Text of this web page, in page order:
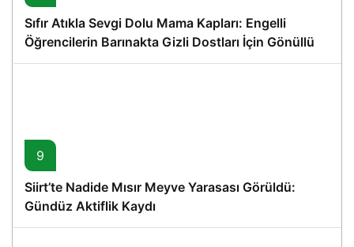
Sıfır Atıkla Sevgi Dolu Mama Kapları: Engelli
Öğrencilerin Barınakta Gizli Dostları İçin Gönüllü
Proje
9
Siirt’te Nadide Mısır Meyve Yarasası Görüldü:
Gündüz Aktiflik Kaydı